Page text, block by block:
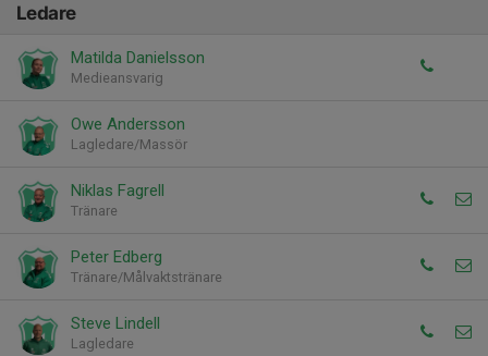
Ledare
Matilda Danielsson
Medieansvarig
Owe Andersson
Lagledare/Massör
Niklas Fagrell
Tränare
Peter Edberg
Tränare/Målvaktstränare
Steve Lindell
Lagledare